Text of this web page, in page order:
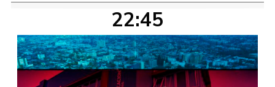
22:45